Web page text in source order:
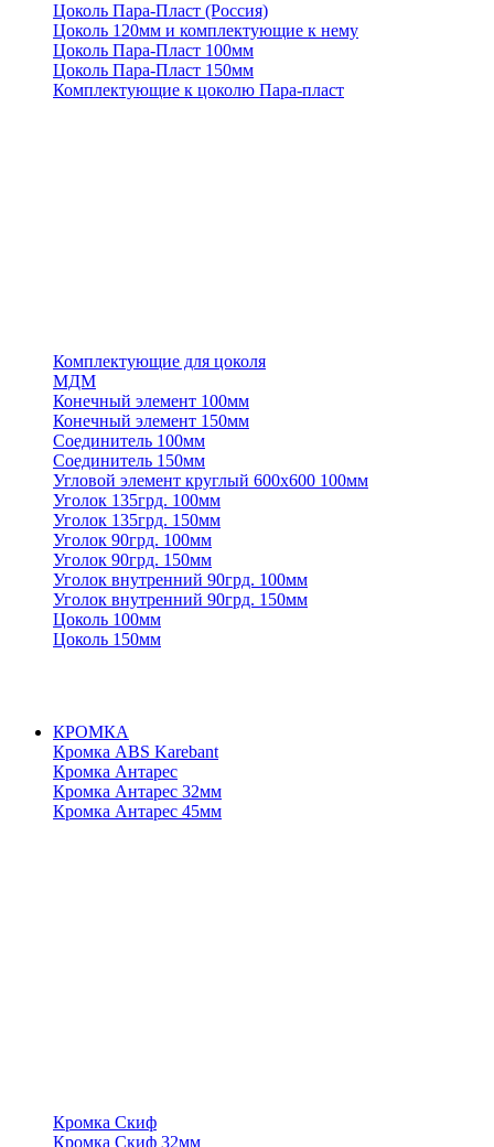
Цоколь Пара-Пласт (Россия)
Цоколь 120мм и комплектующие к нему
Цоколь Пара-Пласт 100мм
Цоколь Пара-Пласт 150мм
Комплектующие к цоколю Пара-пласт
Комплектующие для цоколя
МДМ
Конечный элемент 100мм
Конечный элемент 150мм
Соединитель 100мм
Соединитель 150мм
Угловой элемент круглый 600х600 100мм
Уголок 135грд. 100мм
Уголок 135грд. 150мм
Уголок 90грд. 100мм
Уголок 90грд. 150мм
Уголок внутренний 90грд. 100мм
Уголок внутренний 90грд. 150мм
Цоколь 100мм
Цоколь 150мм
КРОМКА
Кромка ABS Karebant
Кромка Антарес
Кромка Антарес 32мм
Кромка Антарес 45мм
Кромка Скиф
Кромка Скиф 32мм